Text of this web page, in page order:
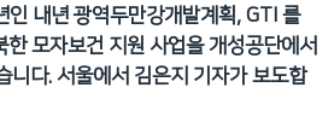
인 내년 광역두만강개발계획, GTI 를
모자보건 지원 사업을 개성공단에서
니다. 서울에서 김은지 기자가 보도합